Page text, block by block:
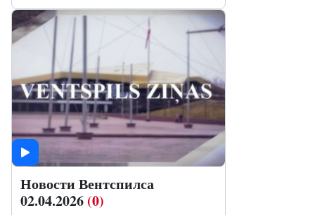
Новости Вентспилса
02.04.2026 (0)